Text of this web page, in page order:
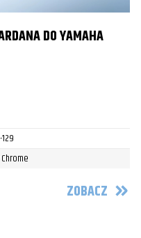
DO YAMAHA
ZOBACZ